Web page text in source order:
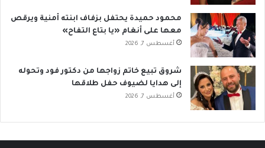
محمود حميدة يحتفل بزفاف ابنته أمنية ويرقص
معها على أنغام «يا بتاع التفاح»
أغسطس 7, 2026
شروق تبيع خاتم زواجها من دكتور فود وتحوله
إلى هدايا لضيوف حفل طلاقها
أغسطس 7, 2026